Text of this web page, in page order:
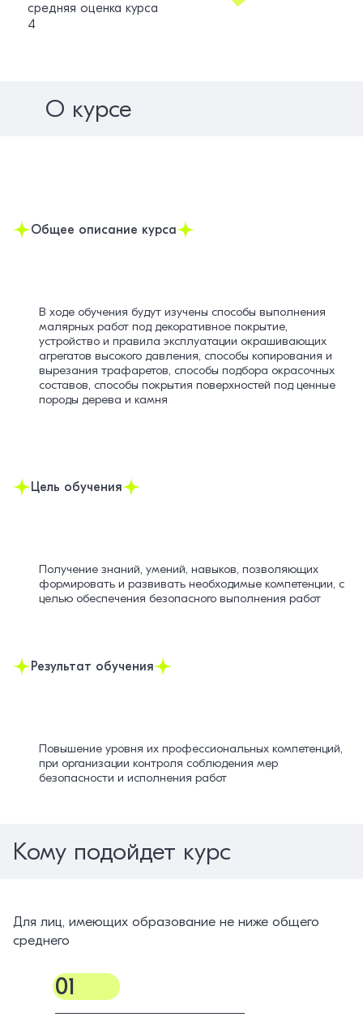
средняя оценка курса
4
О курсе
Общее описание курса
В ходе обучения будут изучены способы выполнения
малярных работ под декоративное покрытие,
устройство и правила эксплуатации окрашивающих
агрегатов высокого давления, способы копирования и
вырезания трафаретов, способы подбора окрасочных
составов, способы покрытия поверхностей под ценные
породы дерева и камня
Цель обучения
Получение знаний, умений, навыков, позволяющих
формировать и развивать необходимые компетенции, с
целью обеспечения безопасного выполнения работ
Результат обучения
Повышение уровня их профессиональных компетенций,
при организации контроля соблюдения мер
безопасности и исполнения работ
Кому подойдет курс
Для лиц, имеющих образование не ниже общего
среднего
01